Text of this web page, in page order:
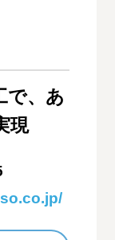
で、あ
現